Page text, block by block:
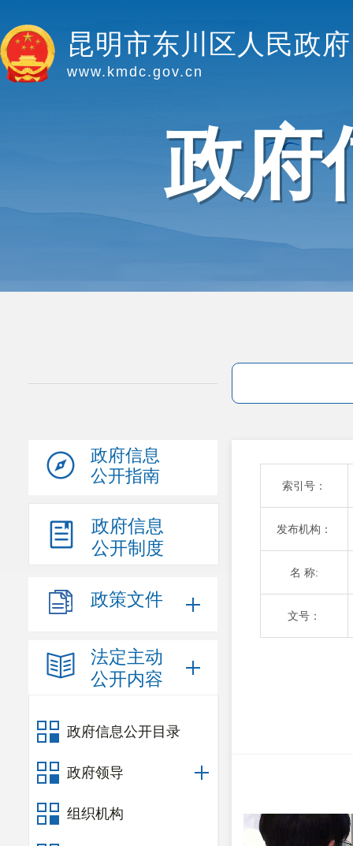
昆明市东川区人民政府
www.kmdc.gov.cn
政府
政府信息
公开指南
政府信息
公开制度
政策文件
法定主动
公开内容
政府信息公开目录
政府领导
组织机构
索引号：
发布机构：
名 称:
文号：